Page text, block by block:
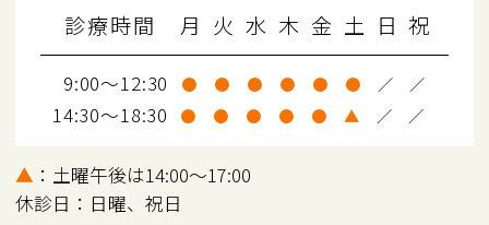
診療時間 月 火 水 木 金 土 日 祝
9:00～12:30 ● ● ● ● ● ● ／ ／
14:30～18:30 ● ● ● ● ● ▲ ／ ／
▲ ：土曜午後は14:00～17:00
休診日：日曜、祝日